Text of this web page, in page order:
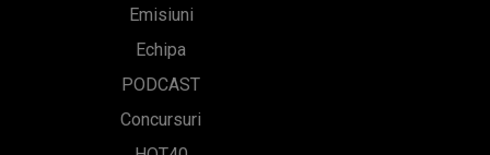
Emisiuni
Echipa
PODCAST
Concursuri